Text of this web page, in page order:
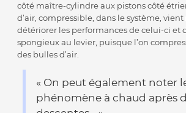
côté maître-cylindre aux pistons côté
d’air, compressible, dans le système,
détériorer les performances de celui-ci et
spongieux au levier, puisque l’on
des bulles d’air.
« On peut également noter
phénomène à chaud après